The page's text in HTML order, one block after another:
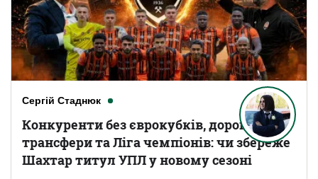
Сергій Стаднюк
Конкуренти без єврокубків, дорогі
трансфери та Ліга чемпіонів: чи збереже
Шахтар титул УПЛ у новому сезоні